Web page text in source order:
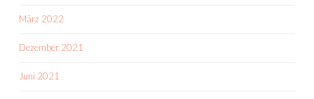
März 2022
Dezember 2021
Juni 2021